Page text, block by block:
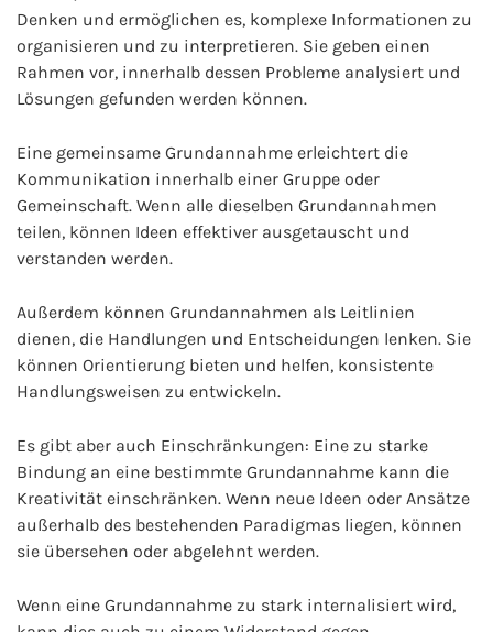
Denken und ermöglichen es, komplexe Informationen zu
organisieren und zu interpretieren. Sie geben einen
Rahmen vor, innerhalb dessen Probleme analysiert und
Lösungen gefunden werden können.
Eine gemeinsame Grundannahme erleichtert die
Kommunikation innerhalb einer Gruppe oder
Gemeinschaft. Wenn alle dieselben Grundannahmen
teilen, können Ideen effektiver ausgetauscht und
verstanden werden.
Außerdem können Grundannahmen als Leitlinien
dienen, die Handlungen und Entscheidungen lenken. Sie
können Orientierung bieten und helfen, konsistente
Handlungsweisen zu entwickeln.
Es gibt aber auch Einschränkungen: Eine zu starke
Bindung an eine bestimmte Grundannahme kann die
Kreativität einschränken. Wenn neue Ideen oder Ansätze
außerhalb des bestehenden Paradigmas liegen, können
sie übersehen oder abgelehnt werden.
Wenn eine Grundannahme zu stark internalisiert wird,